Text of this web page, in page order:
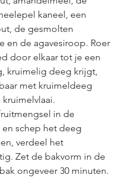
kaneel, een
de gesmolten
en de agavesiroop. Roer
door elkaar tot je een
kruimelig deeg krijgt,
met kruimeldeeg
in de
en schep het deeg
verdeel het
Zet de bakvorm in de
ongeveer 30 minuten.